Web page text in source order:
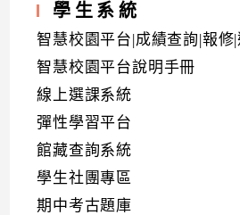
學生系統
智慧校園平台|成績查詢|報修|
智慧校園平台說明手冊
線上選課系統
彈性學習平台
館藏查詢系統
學生社團專區
期中考古題庫